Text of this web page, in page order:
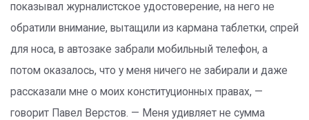
показывал журналистское удостоверение, на него не
обратили внимание, вытащили из кармана таблетки, спрей
для носа, в автозаке забрали мобильный телефон, а
потом оказалось, что у меня ничего не забирали и даже
рассказали мне о моих конституционных правах, —
говорит Павел Верстов. — Меня удивляет не сумма